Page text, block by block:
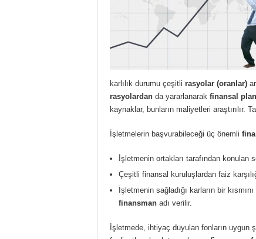
karlılık durumu çeşitli rasyolar (oranlar)
rasyolardan da yararlanarak finansal
kaynaklar, bunların maliyetleri araştırılır.
İşletmelerin başvurabileceği üç önemli
İşletmenin ortakları tarafından
Çeşitli finansal kuruluşlardan faiz
İşletmenin sağladığı karların bir
finansman adı verilir.
İşletmede, ihtiyaç duyulan fonların uygun